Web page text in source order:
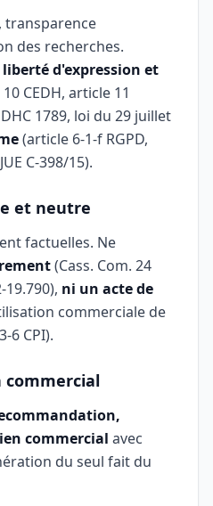
des recherches.
liberté d'expression et
CEDH, article 11
1789, loi du 29 juillet
(article 6-1-f RGPD,
C-398/15).
et neutre
factuelles. Ne
(Cass. Com. 24
ni un acte de
commerciale de
6 CPI).
commercial
commercial avec
du seul fait du